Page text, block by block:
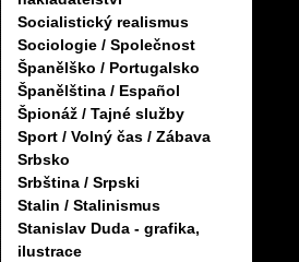
Socialistický realismus
Sociologie / Společnost
Španělško / Portugalsko
Španělština / Español
Špionáž / Tajné služby
Sport / Volný čas / Zábava
Srbsko
Srbština / Srpski
Stalin / Stalinismus
Stanislav Duda - grafika,
ilustrace